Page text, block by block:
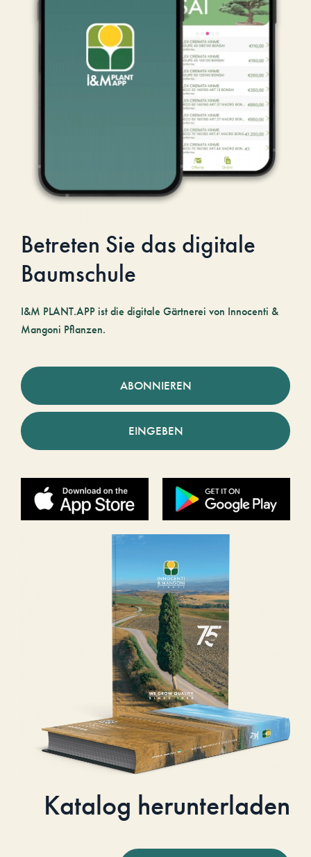
Betreten Sie das digitale
Baumschule
I&M PLANT.APP ist die digitale Gärtnerei von Innocenti &
Mangoni Pflanzen.
ABONNIEREN
EINGEBEN
Katalog herunterladen